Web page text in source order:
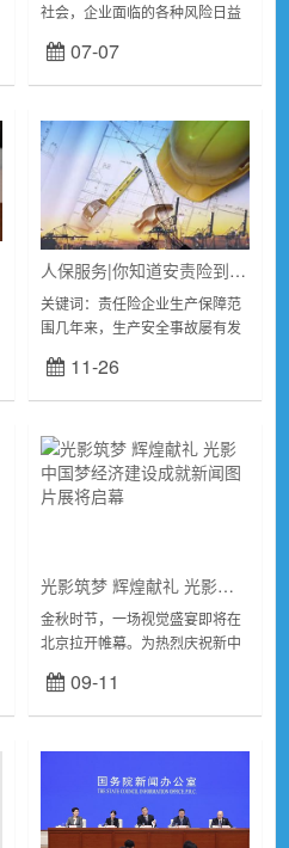
社会，企业面临的各种风险日益
种重要的风险转移工具。雇主责
任险是一种保障雇主为员工在工
07-07
人保服务|你知道安责险到底保什么吗？
关键词：责任险企业生产保障范
围几年来，生产安全事故屡有发
员伤亡，给社会的经济，企业的
经营，百姓的生活都造成了严重
11-26
光影筑梦 辉煌献礼 光影中国梦经济建设成就新闻图片展将启幕
金秋时节，一场视觉盛宴即将在
北京拉开帷幕。为热烈庆祝新中
会主办、中国行业报协会新闻摄
影专业委员会精心策划的“光影中
09-11